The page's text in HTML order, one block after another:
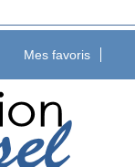
Mes favoris